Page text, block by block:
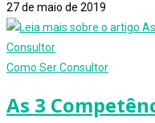
27 de maio de 2019
Como Ser Consultor
As 3